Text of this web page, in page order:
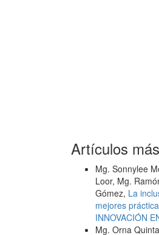
Artículos
Mg. Sonnylee
Loor, Mg.
Gómez, La
mejores
INNOVACIÓN
Mg. Orna